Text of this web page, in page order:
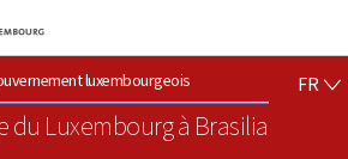
au menu principal
Aller au contenu
luxembourgeois
du Luxembourgà Brasilia
FR